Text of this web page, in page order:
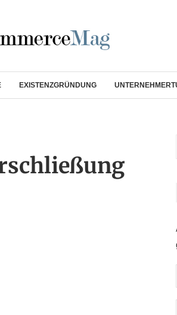
EXISTENZGRÜNDUNG